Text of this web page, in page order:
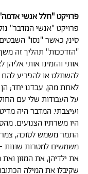
פרויקט "חלל אנשי אדמה"
פרויקט "אנשי המדבר"
סיני, כאשר "נסו"
"הזדככות" תהליך זה
אותי והזמינו אותי
להשתלט או להפריע להם
לאחת מהן, עבדנו יחד;
על העבודות שלי עם
ועיצבתי. המדבר היה
היו משרתיו הצנועים.
התמר משמש לסוכה, צמר
משמשים למטרות שונות
את ילדיהן, את המזון
שקיבלו את המילה